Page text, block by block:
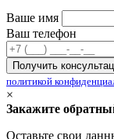
Ваше имя
Ваш телефон
политикой
×
Закажите
Оставьте свои